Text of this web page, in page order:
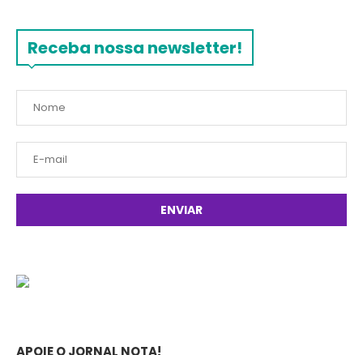
Receba nossa newsletter!
APOIE O JORNAL NOTA!